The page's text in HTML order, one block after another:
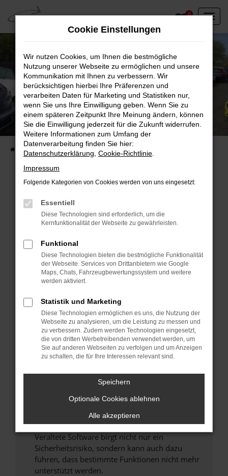
Zum
Hauptinhalt
springen
0
Unser Fahrzeugbestand vor Ort
Entdecken Sie unsere sofort verfügbaren
Fahrzeugangebote
Fehler: Network Error
Beim Laden ist ein Fehler aufgetreten.
Hier sind ein paar Tipps, die dir helfen können:
Überprüfe deine Firewall und deine
Internetverbindung.
Laden andere Webseiten, zum Beispiel deine
Suchmaschine?
Manche Erweiterungen, wie Werbeblocker,
können das Laden bestimmter Seiten
verhindern. Funktioniert die Seite in einem
anderen Browser oder in einem privaten
Fenster?
Das kann manchmal helfen, vorübergehende
Probleme zu beheben.
Stelle sicher, dass dein Browser und dein
Betriebssystem auf dem neuesten Stand
sind.
Veraltete Software birgt nicht nur ein
Sicherheitsrisiko, sondern kann auch dazu
führen, dass bestimmte Funktionen nicht mehr
unterstützt werden.
Cookie Einstellungen
Wir nutzen Cookies, um Ihnen die bestmögliche
Nutzung unserer Webseite zu ermöglichen und unsere
Kommunikation mit Ihnen zu verbessern. Wir
berücksichtigen hierbei Ihre Präferenzen und
verarbeiten Daten für Marketing und Statistiken nur,
wenn Sie uns Ihre Einwilligung geben. Wenn Sie zu
einem späteren Zeitpunkt Ihre Meinung ändern, können
Sie die Einwilligung jederzeit für die Zukunft widerrufen.
Weitere Informationen zum Umfang der
Datenverarbeitung finden Sie hier:
Datenschutzerklärung Cookie-Richtlinie
Impressum
Folgende Kategorien von Cookies werden von uns eingesetzt:
Essentiell
Diese Technologien sind erforderlich, um die
Kernfunktionalität der Webseite zu gewährleisten.
Funktional
Diese Technologien bieten die bestmögliche Funktionalität
der Webseite. Services von Drittanbietern wie Google
Maps, Chats, Fahrzeugbewertungssystem und weitere
werden aktiviert.
Statistik und Marketing
Diese Technologien ermöglichen es uns, die Nutzung der
Webseite zu analysieren, um die Leistung zu messen und
zu verbessern. Zudem werden Technologien eingesetzt,
die von dritten Werbetreibenden verwendet werden, um
Sie auf anderen Webseiten zu verfolgen und um Anzeigen
zu schalten, die für Ihre Interessen relevant sind.
Speichern
Optionale Cookies ablehnen
Alle akzeptieren